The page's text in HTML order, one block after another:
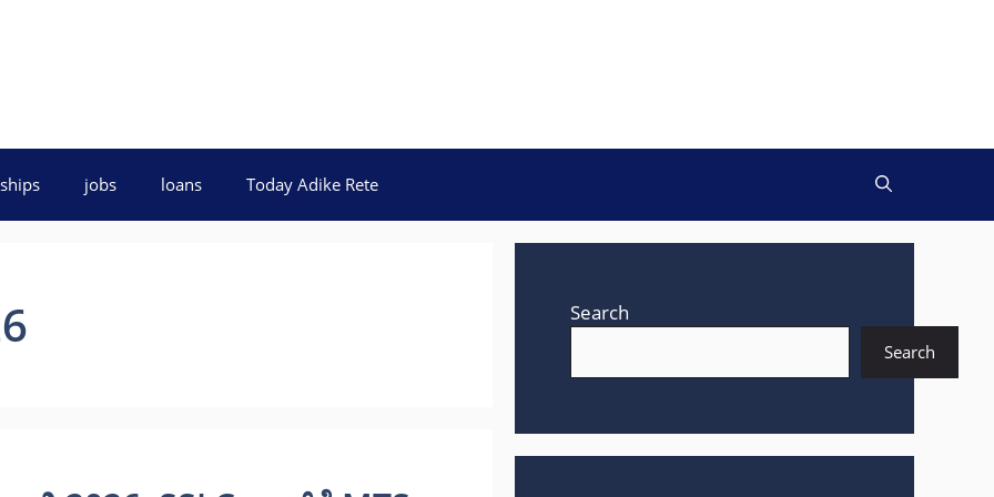
jobs loans Today Adike Rete
Search
Search